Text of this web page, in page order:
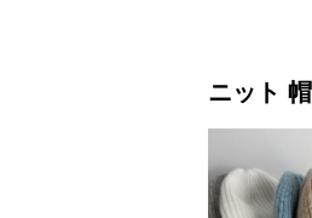
ニット